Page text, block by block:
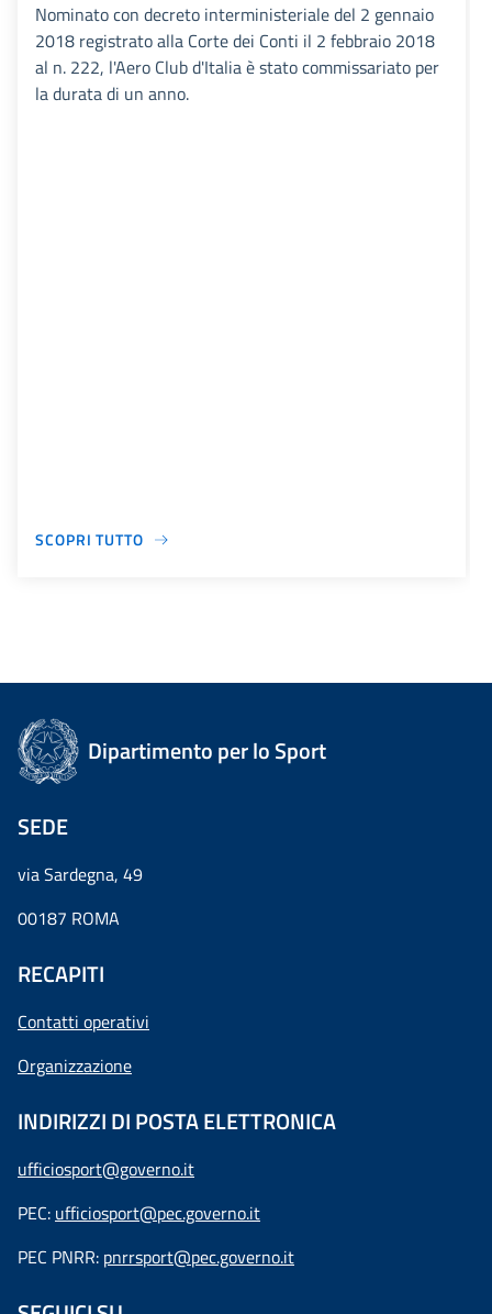
Nominato con decreto interministeriale del 2 gennaio
2018 registrato alla Corte dei Conti il 2 febbraio 2018
al n. 222, l'Aero Club d'Italia è stato commissariato per
la durata di un anno.
SCOPRI TUTTO
Dipartimento per lo Sport
SEDE
via Sardegna, 49
00187 ROMA
RECAPITI
Contatti operativi
Organizzazione
INDIRIZZI DI POSTA ELETTRONICA
ufficiosport@governo.it
PEC: ufficiosport@pec.governo.it
PEC PNRR: pnrrsport@pec.governo.it